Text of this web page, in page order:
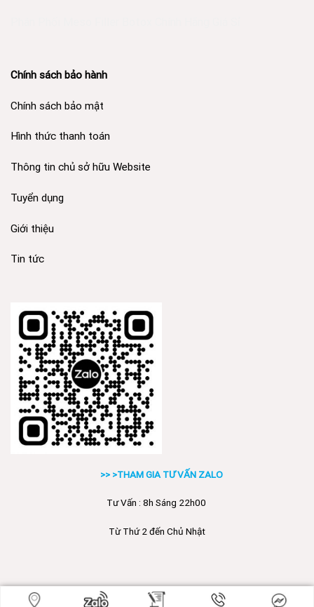
Chính sách bảo hành
Chính sách bảo mật
Hình thức thanh toán
Thông tin chủ sở hữu Website
Tuyển dụng
Giới thiệu
Tin tức
>> >THAM GIA TƯ VẤN ZALO
Tư Vấn : 8h Sáng 22h00
Từ Thứ 2 đến Chủ Nhật